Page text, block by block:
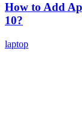
How to Add
10?
laptop